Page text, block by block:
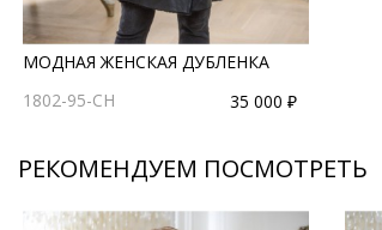
МОДНАЯ ЖЕНСКАЯ ДУБЛЕНКА
1802-95-CH
35 000 ₽
РЕКОМЕНДУЕМ ПОСМОТРЕТЬ